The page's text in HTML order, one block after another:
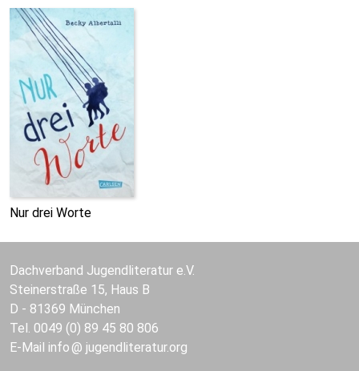
Nur drei Worte
Dachverband Jugendliteratur e.V.
Steinerstraße 15, Haus B
D - 81369 München
Tel. 0049 (0) 89 45 80 806
E-Mail info jugendliteratur.org